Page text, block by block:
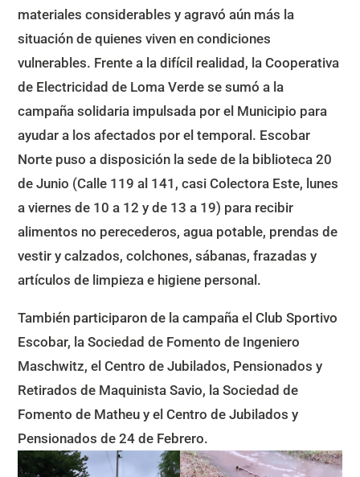
materiales considerables y agravó aún más la
situación de quienes viven en condiciones
vulnerables. Frente a la difícil realidad, la Cooperativa
de Electricidad de Loma Verde se sumó a la
campaña solidaria impulsada por el Municipio para
ayudar a los afectados por el temporal. Escobar
Norte puso a disposición la sede de la biblioteca 20
de Junio (Calle 119 al 141, casi Colectora Este, lunes
a viernes de 10 a 12 y de 13 a 19) para recibir
alimentos no perecederos, agua potable, prendas de
vestir y calzados, colchones, sábanas, frazadas y
artículos de limpieza e higiene personal.
También participaron de la campaña el Club Sportivo
Escobar, la Sociedad de Fomento de Ingeniero
Maschwitz, el Centro de Jubilados, Pensionados y
Retirados de Maquinista Savio, la Sociedad de
Fomento de Matheu y el Centro de Jubilados y
Pensionados de 24 de Febrero.